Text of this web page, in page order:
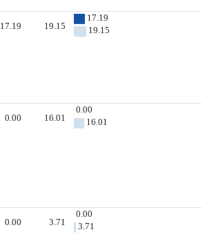
17.19 19.15
17.19
19.15
0.00 16.01
0.00
16.01
0.00 3.71
0.00
3.71